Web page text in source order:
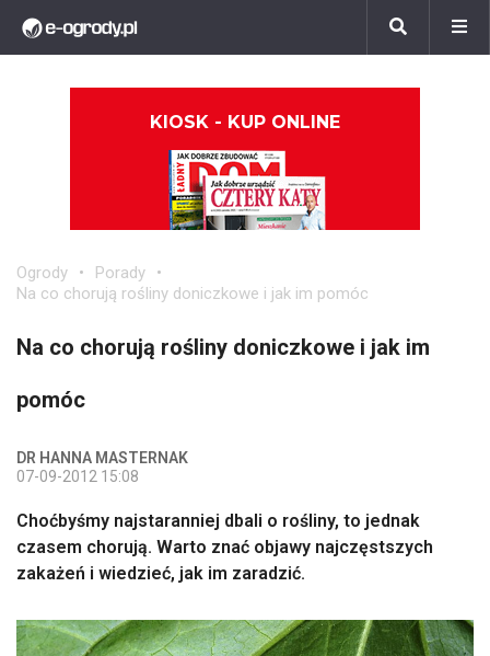
KIOSK - KUP ONLINE
Ogrody
Porady
Na co chorują rośliny doniczkowe i jak im pomóc
Na co chorują rośliny doniczkowe i jak im
pomóc
DR HANNA MASTERNAK
07-09-2012 15:08
Choćbyśmy najstaranniej dbali o rośliny, to jednak
czasem chorują. Warto znać objawy najczęstszych
zakażeń i wiedzieć, jak im zaradzić.